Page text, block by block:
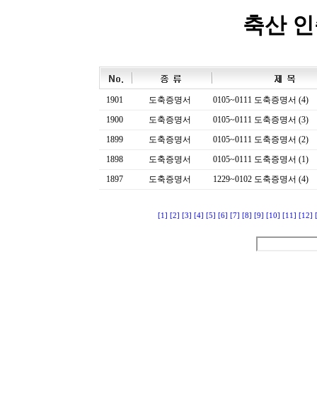
축산
1901 도축증명서
0105~0111 도축증명서 (4)
1900
도축증명서
0105~0111 도축증명서 (3)
1899
도축증명서
0105~0111 도축증명서 (2)
1898
도축증명서
0105~0111 도축증명서 (1)
1897
도축증명서 1229~0102 도축증명서 (4)
[1] [2] [3] [4] [5] [6] [7] [8] [9] [10] [11] [12]